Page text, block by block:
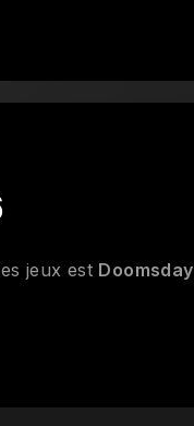
jeux est Doomsday